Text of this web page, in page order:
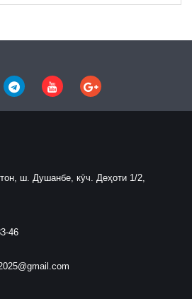
ш. Душанбе, кӯч. Деҳоти 1/2,
46